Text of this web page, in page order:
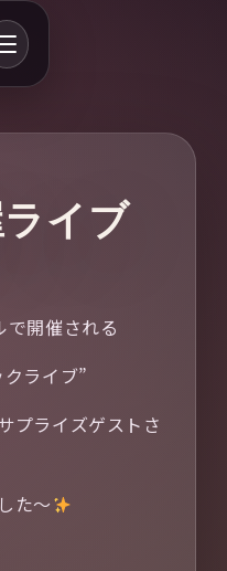
イブ
で開催される
ライブ”
プライズゲストさ
た〜